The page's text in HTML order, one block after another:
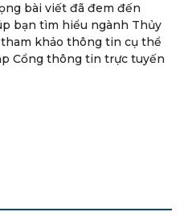
bài viết đã đem đến
bạn tìm hiểu ngành Thủy
khảo thông tin cụ thể
Cổng thông tin trực tuyến